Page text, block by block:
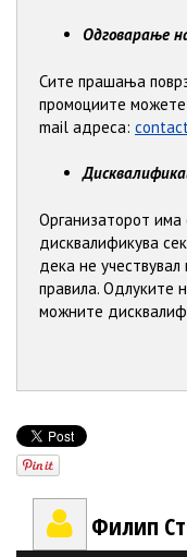
Одговарање
Сите прашања
промоциите
mail адреса:
Организаторот
дисквалификува
дека не
правила. Одлуките
можните
Филип